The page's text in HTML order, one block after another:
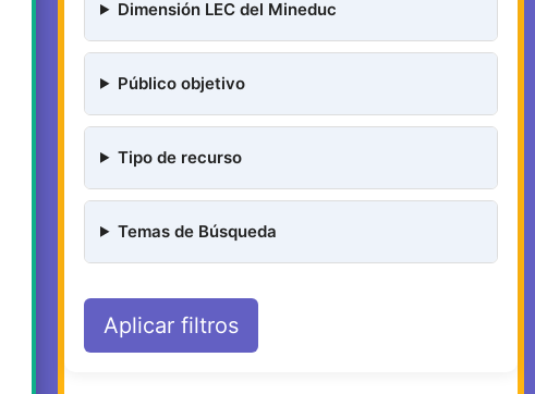
Dimensión LEC del Mineduc
Público objetivo
Tipo de recurso
Temas de Búsqueda
Aplicar filtros